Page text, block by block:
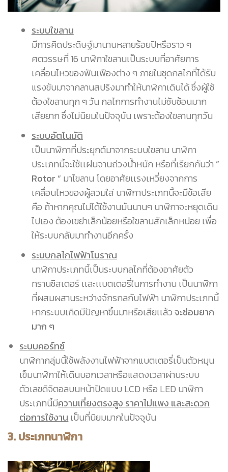
ระบบใขลาน
มีการคิดประดิษฐ์มานานหลายร้อยปีหรือราว ๆ
ศตวรรษที่ 16 นาฬิกาใขลานเป็นระบบที่อาศัยการ
เคลื่อนไหวของฟันเฟืองต่าง ๆ ภายในชุดกลไกที่ได้รับ
แรงขับมาจากลานสปริงมาทำให้นาฬิกาเดินได้ ซึ่งผู้ใช้
ต้องใขลานทุก ๆ วัน กลไกการทำงานไม่ซับซ้อนมาก
เสียยาก ซึ่งไม่นิยมในปัจจุบัน เพราะต้องใขลานทุกวัน
ระบบอัตโนมัติ
เป็นนาฬิกาที่ประยุกต์มาจากระบบใขลาน นาฬิกา
ประเภทนี้จะใช้เเผ่นจานถ่วงน้ำหนัก หรือที่เรียกกันว่า ”
Rotor “ มาไขลาน โดยอาศัยเเรงเหวี่ยงจากการ
เคลื่อนไหวของผู้สวมใส่ นาฬิกาประเภทนี้จะมีข้อเสีย
คือ ถ้าหากคุณไม่ได้ใช้งานมันนานๆ นาฬิกาจะหยุดเดิน
ไปเอง ต้องเขย่าเล็กน้อยหรือใขลานสักเล็กหน่อย เพื่อ
ให้ระบบกลับมาทำงานอีกครั้ง
ระบบกลไกไฟฟ้าโบราณ
นาฬิกาประเภทนี้เป็นระบบกลไกที่ต้องอาศัยตัว
ทรานซิสเตอร์ เเละเเบตเตอรี่ในการทำงาน เป็นนาฬิกา
ที่ผสมผสานระหว่างจักรกลกับไฟฟ้า นาฬิกาประเภทนี้
หากระบบเกิดมีปัญหาขึ้นมาหรือเสียเเล้วจะซ่อมยาก
มาก ๆ
ระบบคอร์ทซ์
นาฬิกากลุ่มนี้ใช้พลังงานไฟฟ้าจากแบตเตอรี่เป็นตัวหมุน
เข็มนาฬิกาให้เดินบอกเวลาหรือแสดงเวลาผ่านระบบ
ตัวเลขดิจิตอลบนหน้าปัดแบบ LCD หรือ LED นาฬิกา
ประเภทนี้มีความเที่ยงตรงสูง ราคาไม่แพง และสะดวก
ต่อการใช้งาน เป็นที่นิยมมากในปัจจุบัน
3. ประเภทนาฬิกา